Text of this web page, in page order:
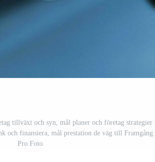
tillväxt och syn, mål planer och företag strategier
och finansiera, mål prestation de väg till Framgång.
Pro Foto